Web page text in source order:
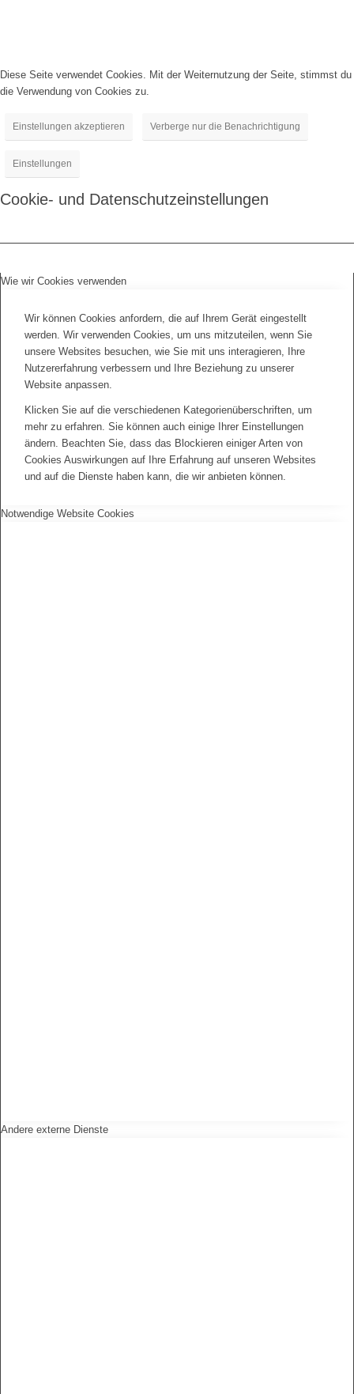
Diese Seite verwendet Cookies. Mit der Weiternutzung der Seite, stimmst du
die Verwendung von Cookies zu.
Einstellungen akzeptieren Verberge nur die Benachrichtigung
Einstellungen
Cookie- und Datenschutzeinstellungen
Wie wir Cookies verwenden
Wir können Cookies anfordern, die auf Ihrem Gerät eingestellt
werden. Wir verwenden Cookies, um uns mitzuteilen, wenn Sie
unsere Websites besuchen, wie Sie mit uns interagieren, Ihre
Nutzererfahrung verbessern und Ihre Beziehung zu unserer
Website anpassen.
Klicken Sie auf die verschiedenen Kategorienüberschriften, um
mehr zu erfahren. Sie können auch einige Ihrer Einstellungen
ändern. Beachten Sie, dass das Blockieren einiger Arten von
Cookies Auswirkungen auf Ihre Erfahrung auf unseren Websites
und auf die Dienste haben kann, die wir anbieten können.
Notwendige Website Cookies
Andere externe Dienste